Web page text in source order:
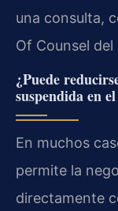
una consulta,
Of Counsel
¿Puede
suspendida en
En muchos
permite la
directamente